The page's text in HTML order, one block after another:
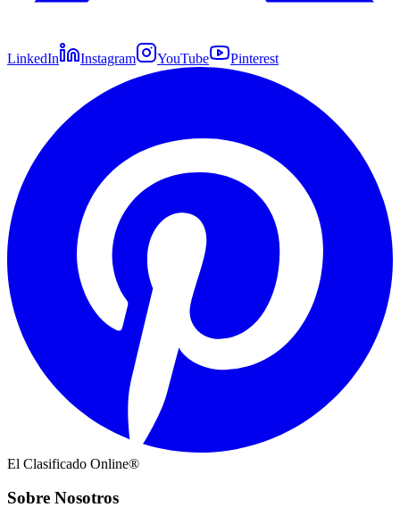
LinkedIn Instagram YouTube Pinterest
El Clasificado Online®
Sobre Nosotros